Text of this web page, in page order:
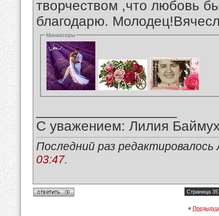
творчеством ,что любовь
благодарю.
Миниатюры
С уважением: Лилия
Последний раз
03:47.
Страница
«